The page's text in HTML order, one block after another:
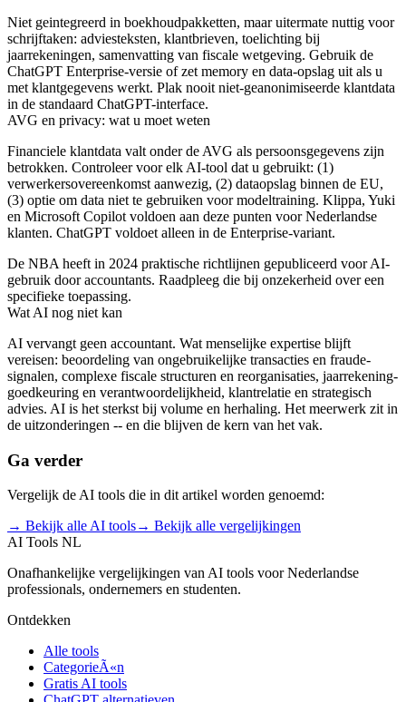
Niet geintegreerd in boekhoudpakketten, maar uitermate nuttig voor
schrijftaken: adviesteksten, klantbrieven, toelichting bij
jaarrekeningen, samenvatting van fiscale wetgeving. Gebruik de
ChatGPT Enterprise-versie of zet memory en data-opslag uit als u
met klantgegevens werkt. Plak nooit niet-geanonimiseerde klantdata
in de standaard ChatGPT-interface.
AVG en privacy: wat u moet weten
Financiele klantdata valt onder de AVG als persoonsgegevens zijn
betrokken. Controleer voor elk AI-tool dat u gebruikt: (1)
verwerkersovereenkomst aanwezig, (2) dataopslag binnen de EU,
(3) optie om data niet te gebruiken voor modeltraining. Klippa, Yuki
en Microsoft Copilot voldoen aan deze punten voor Nederlandse
klanten. ChatGPT voldoet alleen in de Enterprise-variant.
De NBA heeft in 2024 praktische richtlijnen gepubliceerd voor AI-
gebruik door accountants. Raadpleeg die bij onzekerheid over een
specifieke toepassing.
Wat AI nog niet kan
AI vervangt geen accountant. Wat menselijke expertise blijft
vereisen: beoordeling van ongebruikelijke transacties en fraude-
signalen, complexe fiscale structuren en reorganisaties, jaarrekening-
goedkeuring en verantwoordelijkheid, klantrelatie en strategisch
advies. AI is het sterkst bij volume en herhaling. Het meerwerk zit in
de uitzonderingen -- en die blijven de kern van het vak.
Ga verder
Vergelijk de AI tools die in dit artikel worden genoemd:
→ Bekijk alle AI tools→ Bekijk alle vergelijkingen
AI Tools NL
Onafhankelijke vergelijkingen van AI tools voor Nederlandse
professionals, ondernemers en studenten.
Ontdekken
Alle tools
CategorieÃ«n
Gratis AI tools